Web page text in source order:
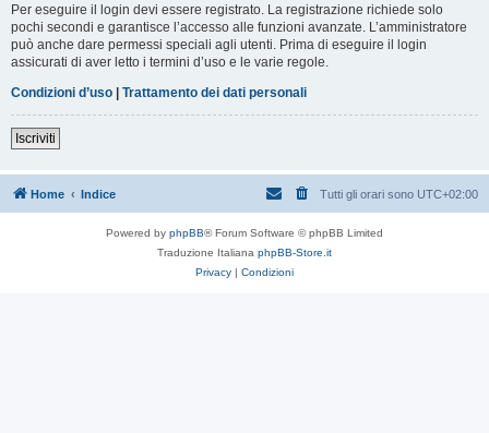
Per eseguire il login devi essere registrato. La registrazione richiede solo
pochi secondi e garantisce l’accesso alle funzioni avanzate. L’amministratore
può anche dare permessi speciali agli utenti. Prima di eseguire il login
assicurati di aver letto i termini d’uso e le varie regole.
Condizioni d’uso | Trattamento dei dati personali
Iscriviti
Home Indice Tutti gli orari sono UTC+02:00
Powered by phpBB® Forum Software © phpBB Limited
Traduzione Italiana phpBB-Store.it
Privacy | Condizioni